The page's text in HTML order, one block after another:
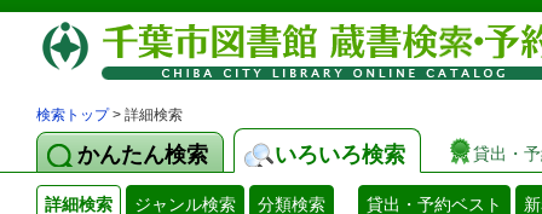
検索トップ> 詳細検索
かんたん検索 いろいろ検索 貸出・
詳細検索 ジャンル検索 分類検索 貸出・予約ベスト